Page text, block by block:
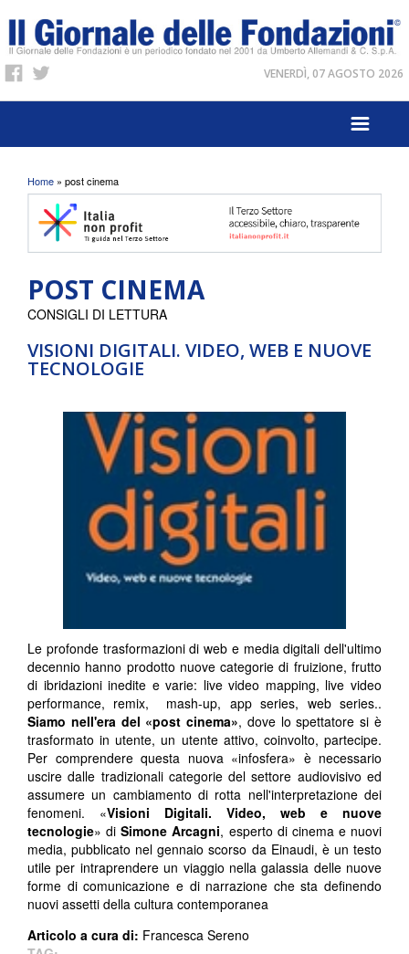
VENERDÌ, 07 AGOSTO 2026
Tu sei qui
Home » post cinema
POST CINEMA
VISIONI DIGITALI. VIDEO, WEB E NUOVE
TECNOLOGIE
CONSIGLI DI LETTURA
Le profonde trasformazioni di web e media digitali dell'ultimo
decennio hanno prodotto nuove categorie di fruizione, frutto
di ibridazioni inedite e varie: live video mapping, live video
performance, remix, mash-up, app series, web series..
Siamo nell'era del «post cinema», dove lo spettatore si è
trasformato in utente, un utente attivo, coinvolto, partecipe.
Per comprendere questa nuova «infosfera» è necessario
uscire dalle tradizionali categorie del settore audiovisivo ed
assumere un cambiamento di rotta nell'interpretazione dei
fenomeni. «Visioni Digitali. Video, web e nuove
tecnologie» diSimone Arcagni, esperto di cinema e nuovi
media, pubblicato nel gennaio scorso da Einaudi, è un testo
utile per intraprendere un viaggio nella galassia delle nuove
forme di comunicazione e di narrazione che sta definendo
nuovi assetti della cultura contemporanea
Articolo a cura di: Francesca Sereno